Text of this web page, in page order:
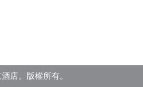
店。 版權所有。